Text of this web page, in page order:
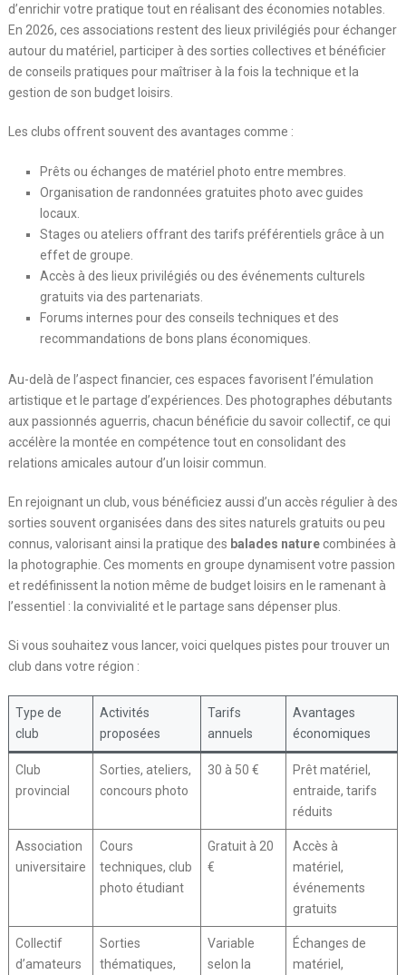
d’enrichir votre pratique tout en réalisant des économies notables.
En 2026, ces associations restent des lieux privilégiés pour échanger
autour du matériel, participer à des sorties collectives et bénéficier
de conseils pratiques pour maîtriser à la fois la technique et la
gestion de son budget loisirs.
Les clubs offrent souvent des avantages comme :
Prêts ou échanges de matériel photo entre membres.
Organisation de randonnées gratuites photo avec guides
locaux.
Stages ou ateliers offrant des tarifs préférentiels grâce à un
effet de groupe.
Accès à des lieux privilégiés ou des événements culturels
gratuits via des partenariats.
Forums internes pour des conseils techniques et des
recommandations de bons plans économiques.
Au-delà de l’aspect financier, ces espaces favorisent l’émulation
artistique et le partage d’expériences. Des photographes débutants
aux passionnés aguerris, chacun bénéficie du savoir collectif, ce qui
accélère la montée en compétence tout en consolidant des
relations amicales autour d’un loisir commun.
En rejoignant un club, vous bénéficiez aussi d’un accès régulier à des
sorties souvent organisées dans des sites naturels gratuits ou peu
connus, valorisant ainsi la pratique des balades naturecombinées à
la photographie. Ces moments en groupe dynamisent votre passion
et redéfinissent la notion même de budget loisirs en le ramenant à
l’essentiel : la convivialité et le partage sans dépenser plus.
Si vous souhaitez vous lancer, voici quelques pistes pour trouver un
club dans votre région :
Type de
club
Activités
proposées
Tarifs
annuels
Avantages
économiques
Club
provincial
Sorties, ateliers,
concours photo
30 à 50 €
Prêt matériel,
entraide, tarifs
réduits
Association
universitaire
Cours
techniques, club
photo étudiant
Gratuit à 20
€
Accès à
matériel,
événements
gratuits
Collectif
d’amateurs
Sorties
thématiques,
Variable
selon la
Échanges de
matériel,